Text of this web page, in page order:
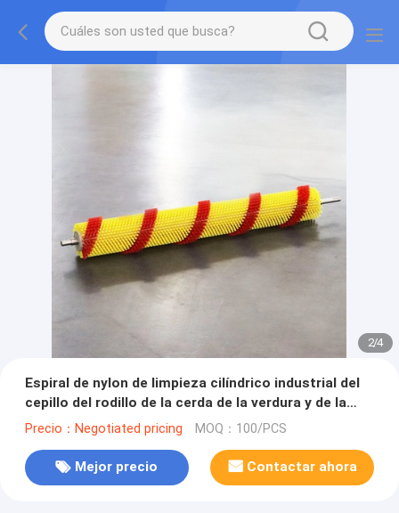
2/4
Espiral de nylon de limpieza cilíndrico industrial del
cepillo del rodillo de la cerda de la verdura y de la
fruta
Precio：Negotiated pricing MOQ：100/PCS
Mejor precio Contactar ahora